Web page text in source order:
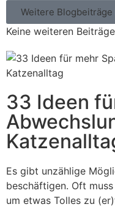
Weitere Blogbeiträge
Keine weiteren
33 Ideen
Es gibt unzählige
beschäftigen. Oft
um etwas Tolles zu